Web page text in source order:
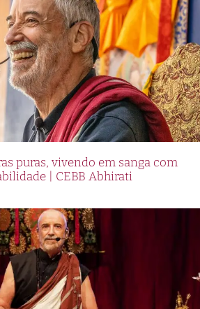
puras, vivendo em sanga com
| CEBB Abhirati